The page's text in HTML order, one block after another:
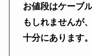
お値段はケーブ
もしれませんが
十分にあります。